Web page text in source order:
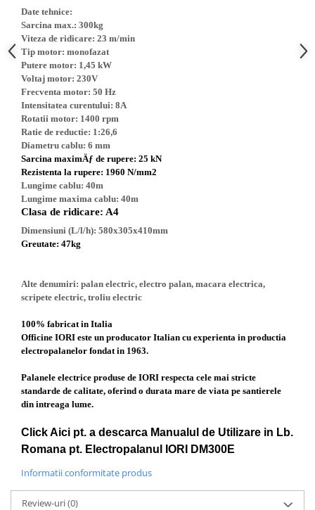
Truse de scule
Truse de lipit PPR
Ventuze cu brate pentru transport
Vibratoare beton
Masini de spalat rufe cu uscator
Uscatoare de rufe
Masini de facut paine
Pachete electrocasnice
incorporabile
Seturi oale
SANDWICH MAKER
Storcatoare de fructe
Televizoare
Date tehnice:
Sarcina max.: 300kg
Viteza de ridicare: 23 m/min
Tip motor: monofazat
Putere motor: 1,45 kW
Voltaj motor: 230V
Frecventa motor: 50 Hz
Intensitatea curentului: 8A
Rotatii motor: 1400 rpm
Ratie de reductie: 1:26,6
Diametru cablu: 6 mm
Sarcina maximÄƒ de rupere: 25 kN
Rezistenta la rupere: 1960 N/mm2
Lungime cablu: 40m
Lungime maxima cablu: 40m
Clasa de ridicare: A4
Dimensiuni (L/l/h): 580x305x410mm
Greutate: 47kg
Alte denumiri: palan electric, electro palan, macara electrica,
scripete electric, troliu electric
100% fabricat in Italia
Officine IORI este un producator Italian cu experienta in productia
electropalanelor fondat in 1963.
Palanele electrice produse de IORI respecta cele mai stricte
standarde de calitate, oferind o durata mare de viata pe santierele
din intreaga lume.
Click Aici pt. a descarca Manualul de Utilizare in Lb.
Romana pt. Electropalanul IORI DM300E
Informatii conformitate produs
Review-uri(0)